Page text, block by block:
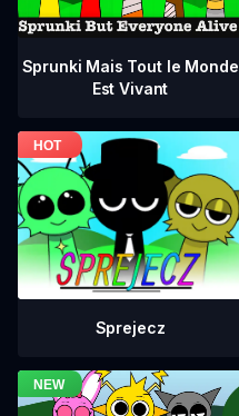
Sprunki Mais Tout le Monde
Est Vivant
Sprejecz